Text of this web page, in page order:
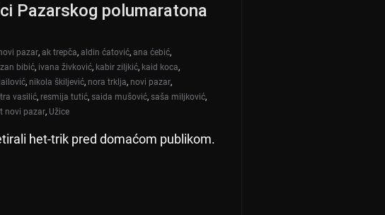
Pazarskog polumaratona
pazar, ak trepča, aldin ćatović, ana ćebić,
bibić, ivana živković, kabir ziljkić, kaid koca,
, nikola škiljević, nora trklja, novi pazar,
vasilić, resmija tutić, saida mušović, saša miljković,
novi pazar, Užice
het-trik pred domaćom publikom.